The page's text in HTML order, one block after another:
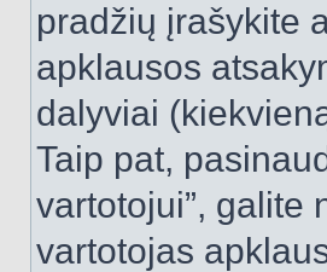
pradžių įrašykite
apklausos
dalyviai
Taip pat,
vartotojui”, galite
vartotojas